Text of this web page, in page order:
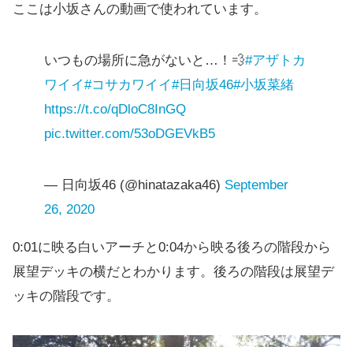
ここは小坂さんの動画で使われています。
いつもの場所に急がないと…！💨#アザトカ
ワイイ#コサカワイイ#日向坂46#小坂菜緒
https://t.co/qDloC8InGQ
pic.twitter.com/53oDGEVkB5
— 日向坂46 (@hinatazaka46) September
26, 2020
0:01に映る白いアーチと0:04から映る後ろの階段から
展望デッキの横だとわかります。後ろの階段は展望デ
ッキの階段です。